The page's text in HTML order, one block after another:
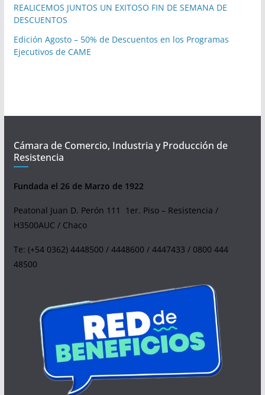
REALICEMOS JUNTOS UN EXITOSO FIN DE SEMANA DE
DESCUENTOS
Edición Agosto – 50% de Descuentos en los Programas
Ejecutivos de CAME
Cámara de Comercio, Industria y Producción de
Resistencia
Fundada el 26 de Marzo de 1922
Peatonal Juan D. Perón 111 1er. Piso – Resistencia /
H3500AUC / Chaco
Te: (+54 0362) 4448500 / 4448600 / 4447433 / 0800 444
48500